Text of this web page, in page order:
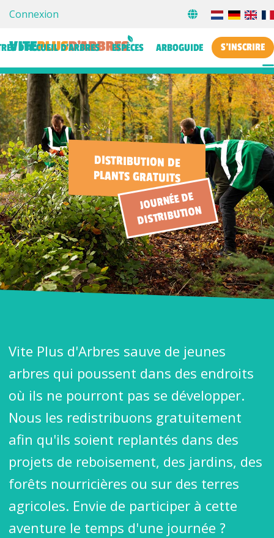
Connexion
D’ACCUEIL D’ARBRES ESPÈCES ARBOGUIDE S'INSCRIRE
DISTRIBUTION DE
PLANTS GRATUITS
JOURNÉE DE
DISTRIBUTION
Vite Plus d'Arbres sauve de jeunes
arbres qui poussent dans des endroits
où ils ne pourront pas se développer.
Nous les redistribuons gratuitement
afin qu'ils soient replantés dans des
projets de reboisement, des jardins, des
forêts nourricières ou sur des terres
agricoles. Envie de participer à cette
aventure le temps d'une journée ?